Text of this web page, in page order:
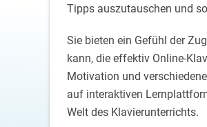
Tipps auszutauschen und
Sie bieten ein Gefühl der
kann, die effektiv Online-
Motivation und
auf interaktiven
Welt des Klavierunterrichts.